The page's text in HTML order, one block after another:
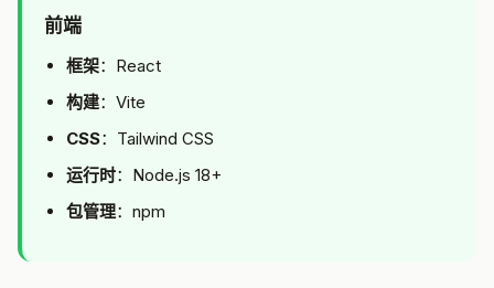
前端
框架：React
构建：Vite
CSS：Tailwind CSS
运行时：Node.js 18+
包管理：npm